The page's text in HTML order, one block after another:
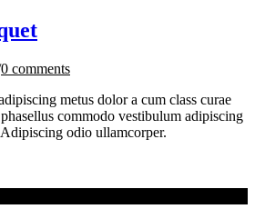
0 comments
metus dolor a cum class curae
commodo vestibulum adipiscing
odio ullamcorper.